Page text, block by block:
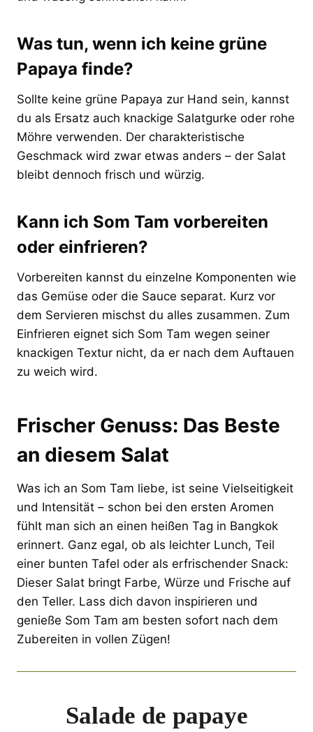
Was tun, wenn ich keine grüne
Papaya finde?
Sollte keine grüne Papaya zur Hand sein, kannst
du als Ersatz auch knackige Salatgurke oder rohe
Möhre verwenden. Der charakteristische
Geschmack wird zwar etwas anders – der Salat
bleibt dennoch frisch und würzig.
Kann ich Som Tam vorbereiten
oder einfrieren?
Vorbereiten kannst du einzelne Komponenten wie
das Gemüse oder die Sauce separat. Kurz vor
dem Servieren mischst du alles zusammen. Zum
Einfrieren eignet sich Som Tam wegen seiner
knackigen Textur nicht, da er nach dem Auftauen
zu weich wird.
Frischer Genuss: Das Beste
an diesem Salat
Was ich an Som Tam liebe, ist seine Vielseitigkeit
und Intensität – schon bei den ersten Aromen
fühlt man sich an einen heißen Tag in Bangkok
erinnert. Ganz egal, ob als leichter Lunch, Teil
einer bunten Tafel oder als erfrischender Snack:
Dieser Salat bringt Farbe, Würze und Frische auf
den Teller. Lass dich davon inspirieren und
genieße Som Tam am besten sofort nach dem
Zubereiten in vollen Zügen!
Salade de papaye